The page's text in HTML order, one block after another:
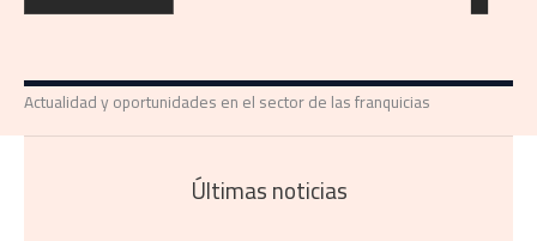
Actualidad y oportunidades en el sector de las franquicias
Últimas noticias